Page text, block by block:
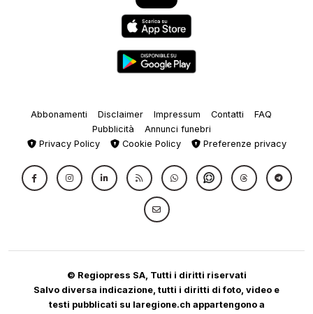
Abbonamenti Disclaimer Impressum Contatti
FAQ
Pubblicità
Annunci funebri
Privacy Policy
Cookie Policy Preferenze privacy
© Regiopress SA, Tutti i diritti riservati
Salvo diversa indicazione, tutti i diritti di foto, video e
testi pubblicati su laregione.ch appartengono a